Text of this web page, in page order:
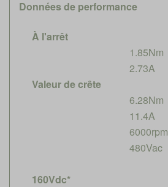
Données de performance
À l'arrêt
1.85Nm
2.73A
Valeur de crête
6.28Nm
11.4A
6000rpm
480Vac
160Vdc*